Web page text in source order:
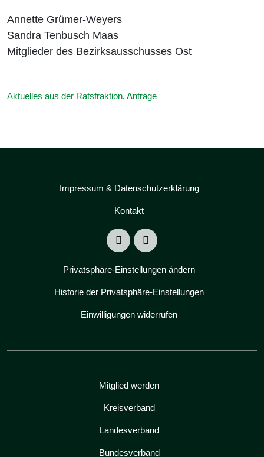
Annette Grümer-Weyers
Sandra Tenbusch Maas
Mitglieder des Bezirksausschusses Ost
Aktuelles aus der Ratsfraktion, Anträge
Impressum & Datenschutzerklärung
Kontakt
Privatsphäre-Einstellungen ändern
Historie der Privatsphäre-Einstellungen
Einwilligungen widerrufen
Mitglied werden
Kreisverband
Landesverband
Bundesverband